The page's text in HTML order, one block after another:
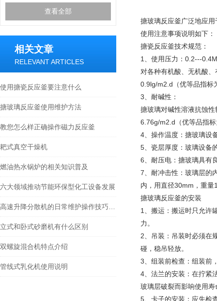
查看全部
相关文章
RELEVANT ARTICLES
使用搪瓷反应釜要注意什么
搪玻璃反应釜使用维护方法
教您怎么样正确操作磁力反应釜
耙式真空干燥机
燃油热水锅炉的相关知识普及
六大领域推动节能环保型化工设备发展
立式和卧式砂磨机有什么区别
双螺旋混合机特点介绍
管线式乳化机使用说明
搪玻璃反应釜广泛地应
使用注意事项说明如下：
搪瓷反应釜技术规范：
1、使用压力：0.2---
对各种有机酸、无机酸
0.9lg/m2.d（优等品指标
3、耐碱性：
搪玻璃对碱性溶液抗蚀
6.76g/m2.d（优等品指
4、操作温度：搪玻璃设
5、瓷层厚度：玻璃设备
6、耐压电：搪玻璃具有
7、耐冲击性：玻璃层的
内，用直径30mm，重
搪玻璃反应釜的安装
1、搬运：搬运时只允许
力。
2、吊装：吊装时必须在
碰，稳吊轻放。
3、组装前检查：组装前
4、法兰的安装：在拧紧
玻璃层破裂而影响使用寿
5、卡子的安装：应先检